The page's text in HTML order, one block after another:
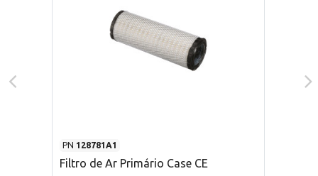
PN 128781A1
Filtro de Ar Primário Case CE